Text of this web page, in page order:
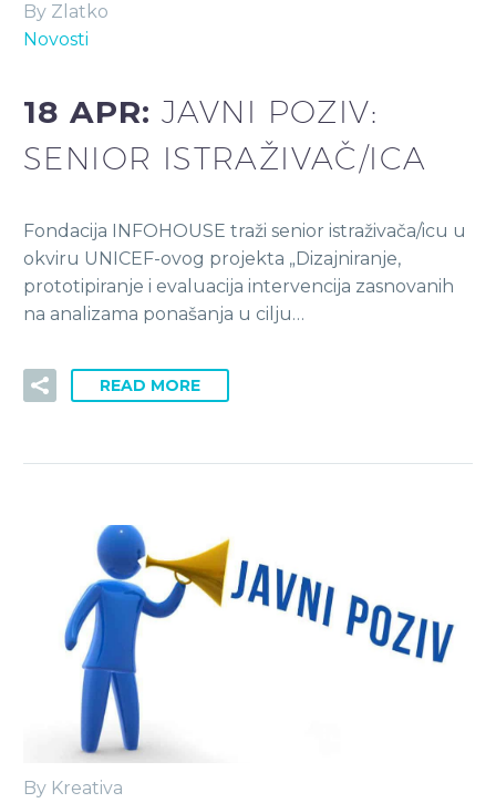
By Zlatko
Novosti
18 APR:JAVNI POZIV:
SENIOR ISTRAŽIVAČ/ICA
Fondacija INFOHOUSE traži senior istraživača/icu u
okviru UNICEF-ovog projekta „Dizajniranje,
prototipiranje i evaluacija intervencija zasnovanih
na analizama ponašanja u cilju…
READ MORE
By Kreativa